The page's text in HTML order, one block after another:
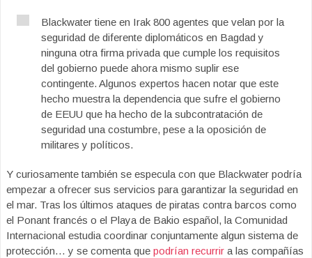
Blackwater tiene en Irak 800 agentes que velan por la
seguridad de diferente diplomáticos en Bagdad y
ninguna otra firma privada que cumple los requisitos
del gobierno puede ahora mismo suplir ese
contingente. Algunos expertos hacen notar que este
hecho muestra la dependencia que sufre el gobierno
de EEUU que ha hecho de la subcontratación de
seguridad una costumbre, pese a la oposición de
militares y políticos.
Y curiosamente también se especula con que Blackwater podría
empezar a ofrecer sus servicios para garantizar la seguridad en
el mar. Tras los últimos ataques de piratas contra barcos como
el Ponant francés o el Playa de Bakio español, la Comunidad
Internacional estudia coordinar conjuntamente algun sistema de
protección… y se comenta que podrían recurrir a las compañías